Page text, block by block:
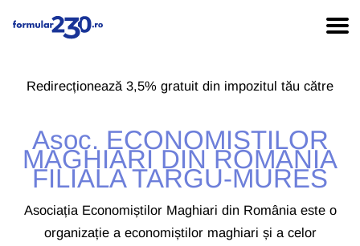
Redirecționează 3,5% gratuit din impozitul tău către
Asoc. ECONOMISTILOR
MAGHIARI DIN ROMANIA
FILIALA TARGU-MURES
Asociația Economiștilor Maghiari din România este o
organizație a economiștilor maghiari și a celor